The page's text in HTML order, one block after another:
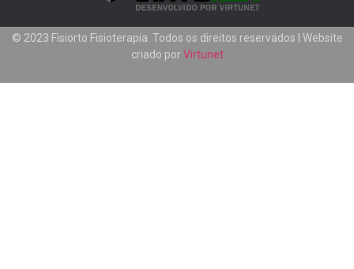
© 2023 Fisiorto Fisioterapia. Todos os direitos reservados | Website
criado porVirtunet